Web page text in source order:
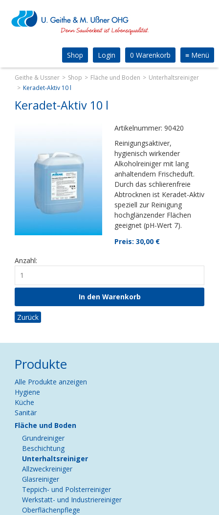
≡ Menü
0 Warenkorb
Login
Shop
Geithe & Ussner Shop Fläche und Boden
Unterhaltsreiniger
Keradet-Aktiv 10 l
Keradet-Aktiv 10 l
Artikelnummer: 90420
Reinigungsaktiver,
hygienisch wirkender
Alkoholreiniger mit lang
anhaltendem Frischeduft.
Durch das schlierenfreie
Abtrocknen ist Keradet-Aktiv
speziell zur Reinigung
hochglänzender Flächen
geeignet (pH-Wert 7).
Preis: 30,00 €
Anzahl:
Zurück
Produkte
Navigation
überspringen
Alle Produkte anzeigen
Hygiene
Küche
Sanitär
Fläche und Boden
Grundreiniger
Beschichtung
Unterhaltsreiniger
Allzweckreiniger
Glasreiniger
Teppich- und Polsterreiniger
Werkstatt- und Industriereiniger
Oberflächenpflege